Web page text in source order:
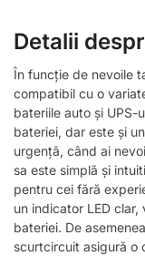
Detalii
În funcție de nevoile
compatibil cu o
bateriile auto și UPS-
bateriei, dar este și
urgență, când ai
sa este simplă și
pentru cei fără
un indicator LED
bateriei. De
scurtcircuit asigură o